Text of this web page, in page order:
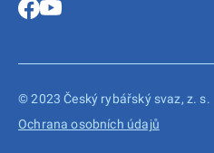
© 2023 Český rybářský svaz, z. s.
Ochrana osobních údajů